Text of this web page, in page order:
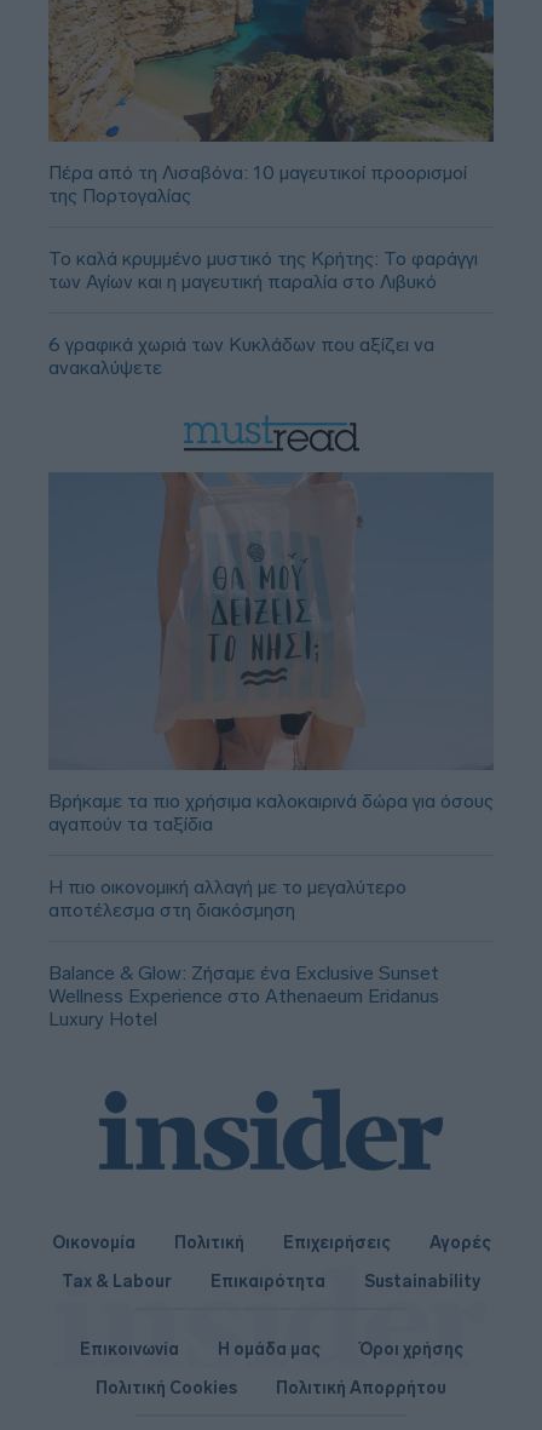
Πέρα από τη Λισαβόνα: 10 μαγευτικοί προορισμοί
της Πορτογαλίας
Το καλά κρυμμένο μυστικό της Κρήτης: Το φαράγγι
των Αγίων και η μαγευτική παραλία στο Λιβυκό
6 γραφικά χωριά των Κυκλάδων που αξίζει να
ανακαλύψετε
Βρήκαμε τα πιο χρήσιμα καλοκαιρινά δώρα για όσους
αγαπούν τα ταξίδια
Η πιο οικονομική αλλαγή με το μεγαλύτερο
αποτέλεσμα στη διακόσμηση
Balance & Glow: Ζήσαμε ένα Exclusive Sunset
Wellness Experience στο Athenaeum Eridanus
Luxury Hotel
Οικονομία Πολιτική Επιχειρήσεις
Αγορές
Tax & Labour
Επικαιρότητα Sustainability
Επικοινωνία Η ομάδα μας
Όροι χρήσης
Πολιτική Cookies
Πολιτική Απορρήτου